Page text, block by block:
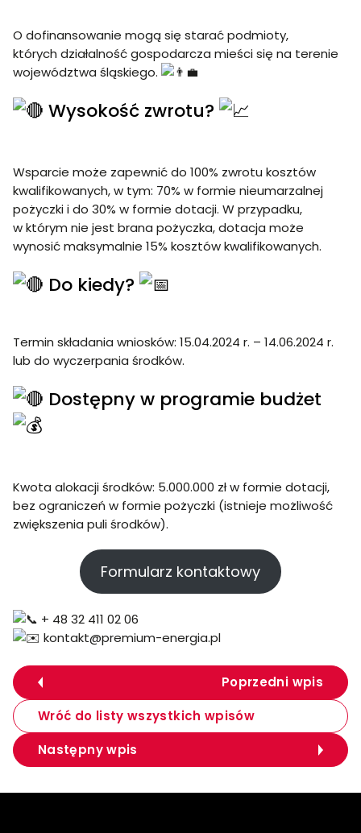
O dofinansowanie mogą się starać podmioty,
których działalność gospodarcza mieści się na terenie
województwa śląskiego.
Wysokość zwrotu?
Wsparcie może zapewnić do 100% zwrotu kosztów
kwalifikowanych, w tym: 70% w formie nieumarzalnej
pożyczki i do 30% w formie dotacji. W przypadku,
w którym nie jest brana pożyczka, dotacja może
wynosić maksymalnie 15% kosztów kwalifikowanych.
Do kiedy?
Termin składania wniosków: 15.04.2024 r. – 14.06.2024 r.
lub do wyczerpania środków.
Dostępny w programie budżet
Kwota alokacji środków: 5.000.000 zł w formie dotacji,
bez ograniczeń w formie pożyczki (istnieje możliwość
zwiększenia puli środków).
Formularz kontaktowy
+ 48 32 411 02 06
kontakt@premium-energia.pl
Poprzedni wpis
Wróć do listy wszystkich wpisów
Następny wpis